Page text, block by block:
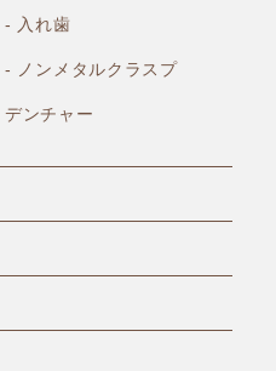
- 入れ歯
- ノンメタルクラスプ
デンチャー